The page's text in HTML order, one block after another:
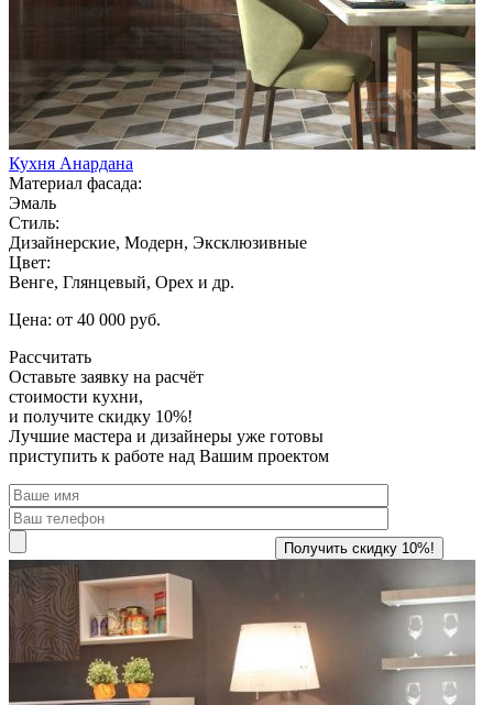
Кухня Анардана
Материал фасада:
Эмаль
Стиль:
Дизайнерские, Модерн, Эксклюзивные
Цвет:
Венге, Глянцевый, Орех и др.
Цена: от 40 000 руб.
Рассчитать
Оставьте заявку на расчёт
стоимости кухни,
и получите скидку 10%!
Лучшие мастера и дизайнеры уже готовы
приступить к работе над Вашим проектом